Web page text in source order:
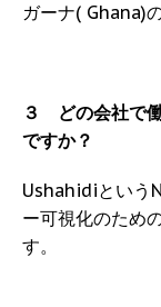
ガーナ( Ghana)
３ どの会社で
ですか？
Ushahidiという
ー可視化のため
す。